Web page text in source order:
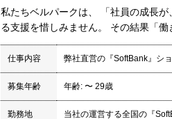
私たちベルパークは、 「社員の成長
る支援を惜しみません。 その結果「
仕事内容 弊社直営の『SoftBank』シ
募集年齢 年齢: 〜 29歳
勤務地 当社の運営する全国の『